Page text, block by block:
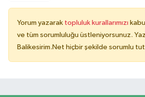
Yorum yazarak topluluk kurallarımızı
ve tüm sorumluluğu üstleniyorsunuz.
Balikesirim.Net hiçbir şekilde sorumlu